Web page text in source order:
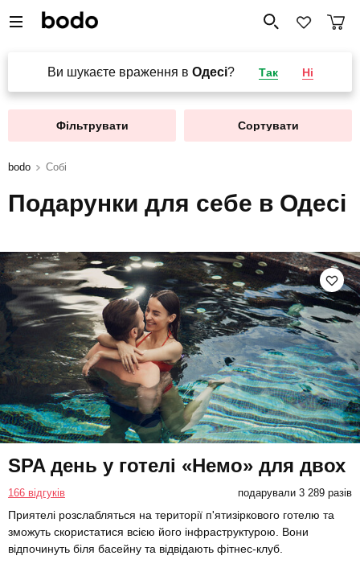
Ви шукаєте враження в Одесі? Так Ні
Фільтрувати Сортувати
bodo Собі
Подарунки для себе в Одесі
SPA день у готелі «Немо» для двох
166 відгуків подарували 3 289 разів
Приятелі розслабляться на території п'ятизіркового готелю та
зможуть скористатися всією його інфраструктурою. Вони
відпочинуть біля басейну та відвідають фітнес-клуб.